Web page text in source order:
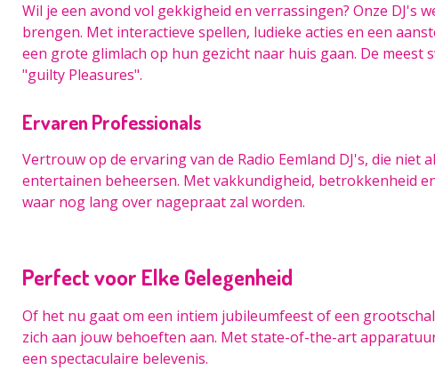
Wil je een avond vol gekkigheid en verrassingen? Onze DJ's
brengen. Met interactieve spellen, ludieke acties en een
een grote glimlach op hun gezicht naar huis gaan. De
"guilty Pleasures".
Ervaren Professionals
Vertrouw op de ervaring van de Radio Eemland DJ's, die
entertainen beheersen. Met vakkundigheid, betrokkenheid
waar nog lang over nagepraat zal worden.
Perfect voor Elke Gelegenheid
Of het nu gaat om een intiem jubileumfeest of een
zich aan jouw behoeften aan. Met state-of-the-art
een spectaculaire belevenis.